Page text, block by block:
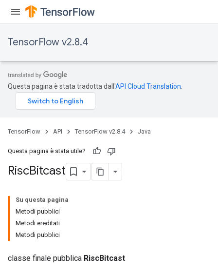
TensorFlow v2.8.4
Questa pagina è stata tradotta dall'API Cloud Translation
TensorFlow API TensorFlow v2.8.4 Java
Questa pagina è stata utile?
RiscBitcast
Su questa pagina
Metodi pubblici
Metodi ereditati
Metodi pubblici
classe finale pubblica RiscBitcast